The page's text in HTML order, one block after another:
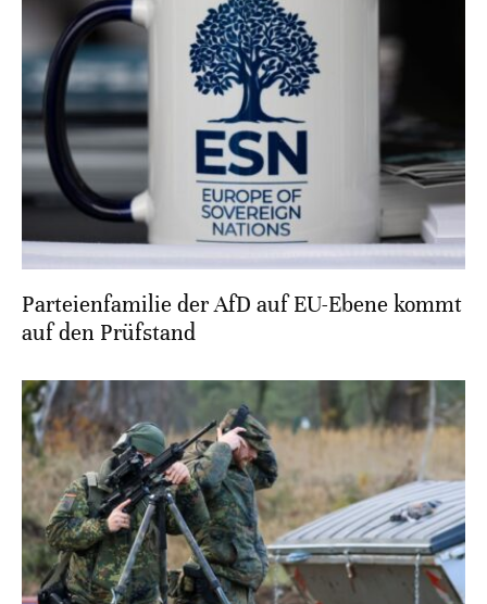
Parteienfamilie der AfD auf EU-Ebene kommt
auf den Prüfstand